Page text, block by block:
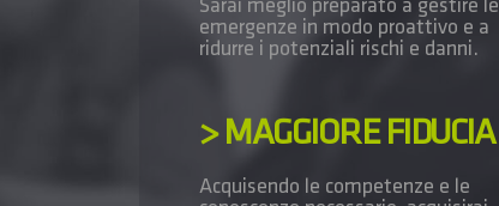
Sarai meglio preparato a gestire le
emergenze in modo proattivo e a
ridurre i potenziali rischi e danni.
> MAGGIORE FIDUCIA
Acquisendo le competenze e le